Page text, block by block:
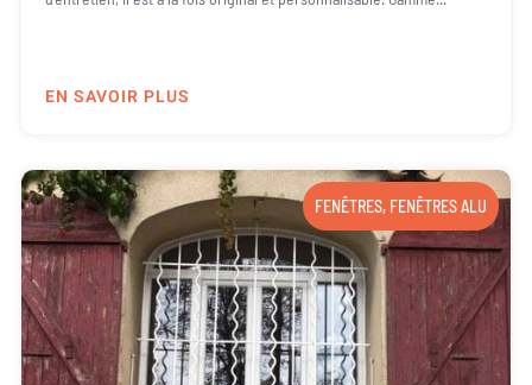
EN SAVOIR PLUS
FENÊTRES, FENÊTRES ALU